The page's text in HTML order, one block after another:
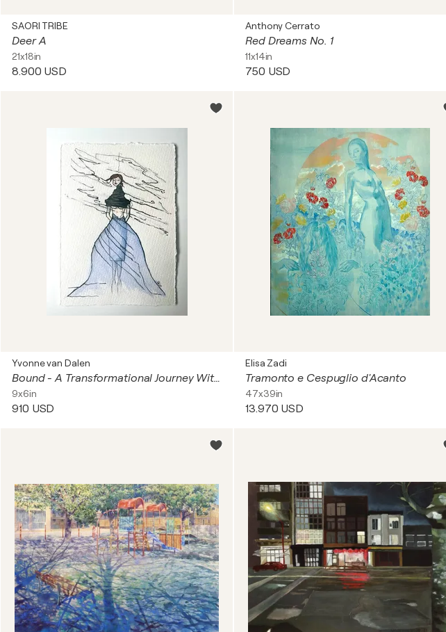
SAORI TRIBE
Deer A
21x18in
8.900 USD
Anthony Cerrato
Red Dreams No. 1
11x14in
750 USD
Yvonne van Dalen
Bound - A Transformational Journey Within
9x6in
910 USD
Elisa Zadi
Tramonto e Cespuglio d'Acanto
47x39in
13.970 USD